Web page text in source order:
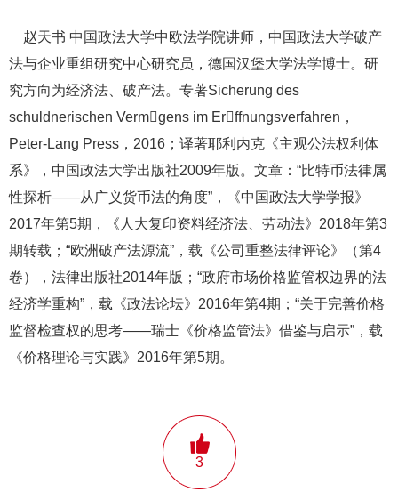
赵天书 中国政法大学中欧法学院讲师，中国政法大学破产
法与企业重组研究中心研究员，德国汉堡大学法学博士。研
究方向为经济法、破产法。专著Sicherung des
schuldnerischen Vermgens im Erffnungsverfahren，
Peter-Lang Press，2016；译著耶利内克《主观公法权利体
系》，中国政法大学出版社2009年版。文章：“比特币法律属
性探析——从广义货币法的角度”，《中国政法大学学报》
2017年第5期，《人大复印资料经济法、劳动法》2018年第3
期转载；“欧洲破产法源流”，载《公司重整法律评论》（第4
卷），法律出版社2014年版；“政府市场价格监管权边界的法
经济学重构”，载《政法论坛》2016年第4期；“关于完善价格
监督检查权的思考——瑞士《价格监管法》借鉴与启示”，载
《价格理论与实践》2016年第5期。
3